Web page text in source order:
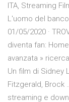
ITA, Streaming
L'uomo del
01/05/2020 ·
diventa fan:
avanzata »
Un film di Sidney
Fitzgerald, Brock
streaming e